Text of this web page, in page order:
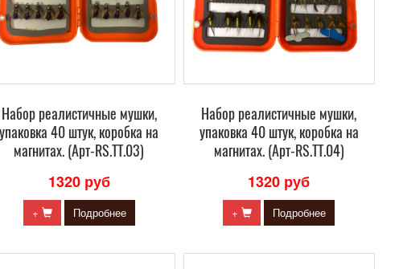
Набор реалистичные мушки,
упаковка 40 штук, коробка на
магнитах. (Арт-RS.TT.03)
1320 руб
+ Подробнее
Набор реалистичные мушки,
упаковка 40 штук, коробка на
магнитах. (Арт-RS.TT.04)
1320 руб
+ Подробнее